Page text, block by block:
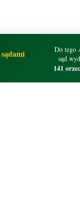
Do tego
sąd
141